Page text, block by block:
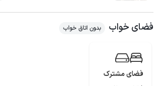
فضای خواب بدون اتاق خواب
فضای مشترک